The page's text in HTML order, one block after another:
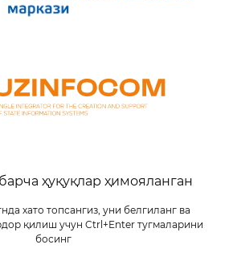
барча ҳуқуқлар ҳимояланган
хато топсангиз, уни белгиланг ва
қилиш учун Ctrl+Enter тугмаларини
босинг